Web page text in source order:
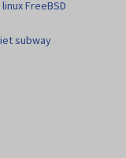
FreeBSD
subway